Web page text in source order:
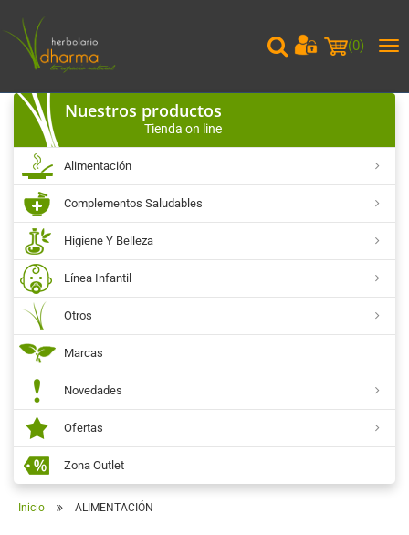
(0)
Nuestros productos
Tienda on line
Alimentación
Complementos Saludables
Higiene Y Belleza
Línea Infantil
Otros
Marcas
Novedades
Ofertas
Zona Outlet
Inicio ALIMENTACIÓN